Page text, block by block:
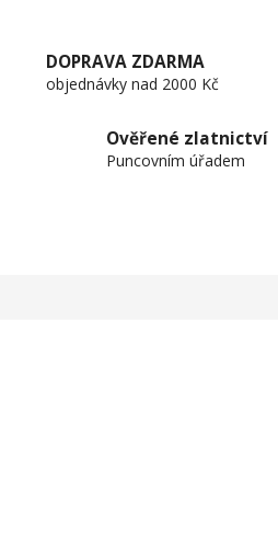
DOPRAVA ZDARMA
objednávky nad 2000 Kč
Ověřené zlatnictví
Puncovním úřadem